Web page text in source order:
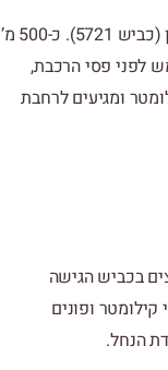
מכביש החוף הישן (כביש 4) פונים לכפר ויתקין (כביש 5721). כ-500 מ’
לפני פסי הרכבת,
ומגיעים לרחבת
חוצים בכביש הגישה
ופונים
הנחל.